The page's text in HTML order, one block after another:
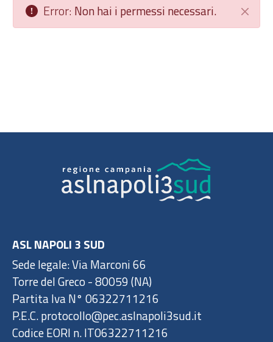
Chiudi
Error: Non hai i permessi necessari.
ASL NAPOLI 3 SUD
Sede legale: Via Marconi 66
Torre del Greco - 80059 (NA)
Partita Iva N° 06322711216
P.E.C. protocollo@pec.aslnapoli3sud.it
Codice EORI n. IT06322711216